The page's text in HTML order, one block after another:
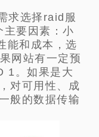
求选择raid服
要因素：小
能和成本，选
网站有一定预
1。如果是大
对可用性、成
般的数据传输